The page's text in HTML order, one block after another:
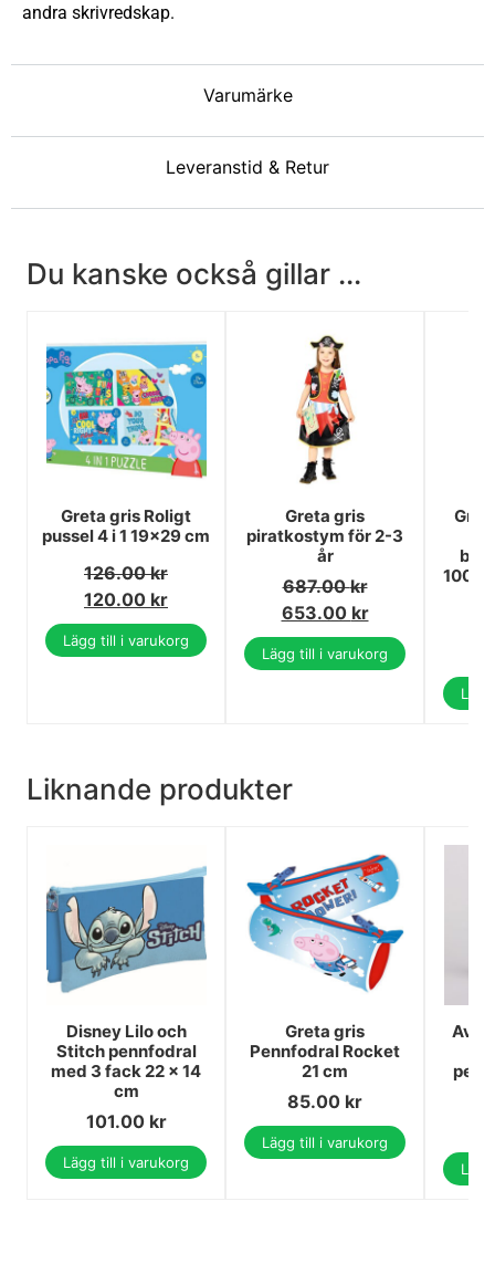
Varumärke
Leveranstid & Retur
andra skrivredskap.
Du kanske också gillar ...
Greta gris Roligt
pussel 4 i 1 19x29 cm
126.00kr
120.00 kr
Lägg till i varukorg
Greta gris
piratkostym för 2-3
år
687.00kr
653.00 kr
Lägg till i varukorg
Liknande produkter
Disney Lilo och
Stitch pennfodral
med 3 fack 22 × 14
cm
101.00 kr
Lägg till i varukorg
Greta gris
Pennfodral Rocket
21 cm
85.00 kr
Lägg till i varukorg